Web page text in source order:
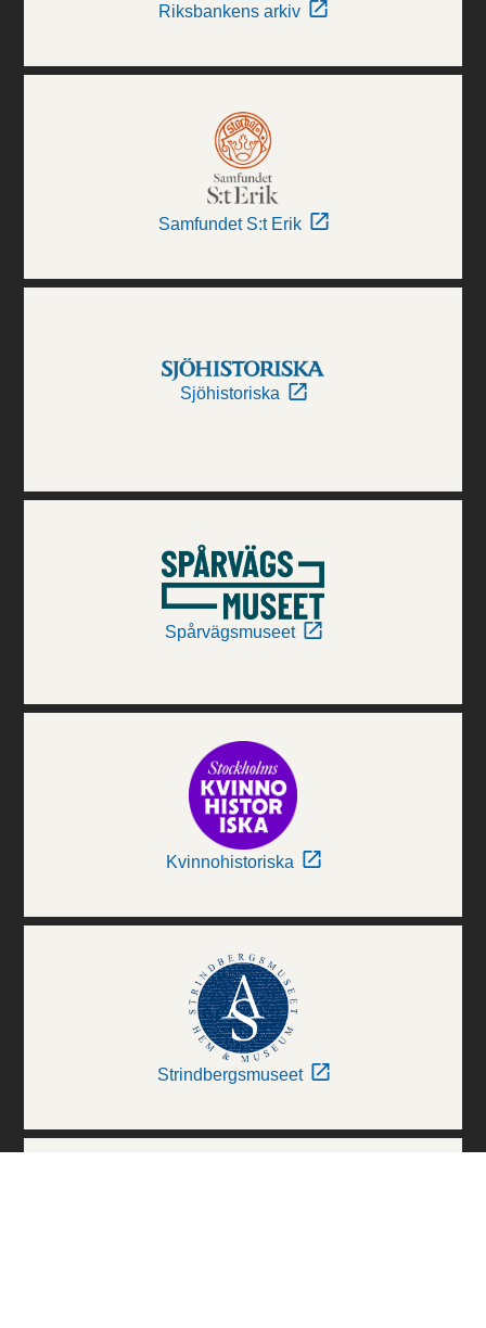
Riksbankens arkiv
Samfundet S:t Erik
Sjöhistoriska
Spårvägsmuseet
Kvinnohistoriska
Strindbergsmuseet